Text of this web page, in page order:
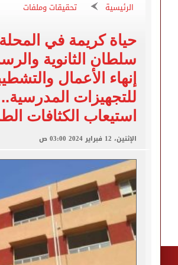
تقارير: سيلتيك
إخلاء سبيل سائق أوبر
غلق جزئى لشارع جامعة الدول
عمرو دياب يدخل موسوعة جينيس
الرئيسية تحقيقات وملفات
حياة كريمة في
سلطان الثانوية
إنهاء الأعمال
للتجهيزات
استيعاب الكثافات
الإثنين، 12 فبراير 2024 03:00 ص